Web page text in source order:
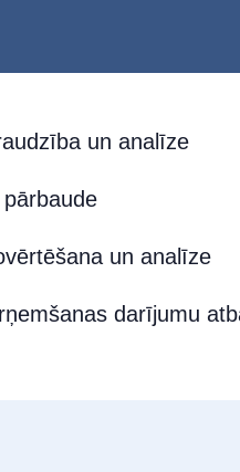
un analīze
un analīze
darījumu